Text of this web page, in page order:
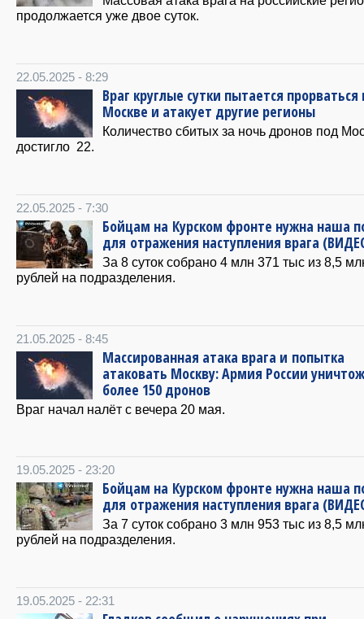
продолжается уже двое суток.
22.05.2025 - 8:29
Враг круглые сутки пытается прорваться
Москве и атакует другие регионы
Количество сбитых за ночь дронов под
достигло 22.
22.05.2025 - 7:30
Бойцам на Курском фронте нужна наша
для отражения наступления врага
За 8 суток собрано 4 млн 371 тыс из 8,5
рублей на подразделения.
21.05.2025 - 8:45
Массированная атака врага и попытка
атаковать Москву: Армия России
более 150 дронов
Враг начал налёт с вечера 20 мая.
19.05.2025 - 23:20
Бойцам на Курском фронте нужна наша
для отражения наступления врага
За 7 суток собрано 3 млн 953 тыс из 8,5
рублей на подразделения.
19.05.2025 - 22:31